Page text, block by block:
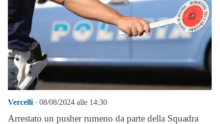
Vercelli · 08/08/2024 alle 14:30
Arrestato un pusher rumeno da parte della Squadra